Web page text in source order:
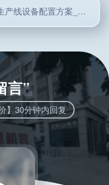
大型石料破碎厂生产线设备配置方案_价格（附生产视频）
言”
】30分钟内回复